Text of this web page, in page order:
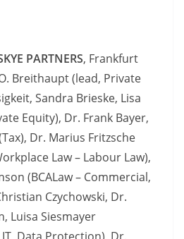
PARTNERS, Frankfurt
Breithaupt (lead, Private
Sandra Brieske, Lisa
Equity), Dr. Frank Bayer,
Dr. Marius Fritzsche
Law – Labour Law),
(BCALaw – Commercial,
Czychowski, Dr.
Luisa Siesmayer